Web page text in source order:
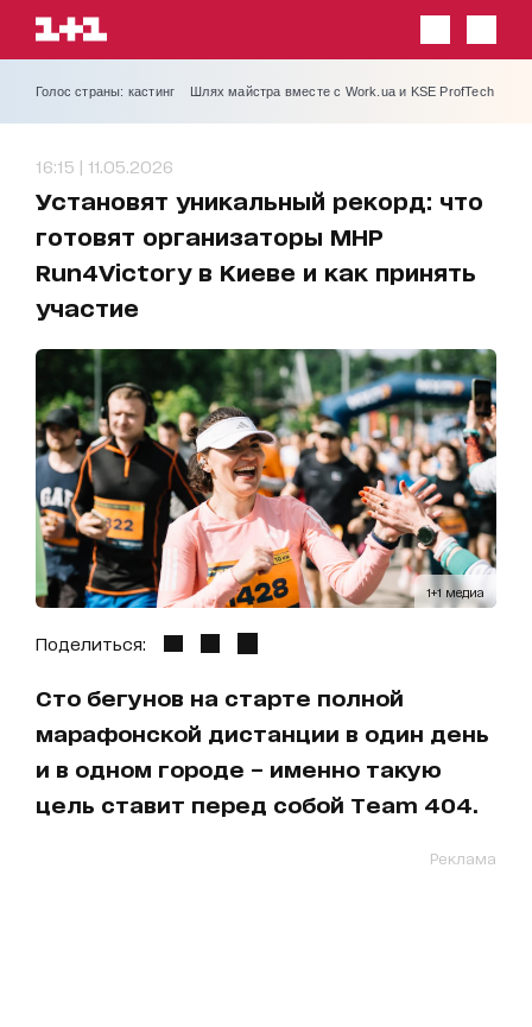
Голос страны: кастинг Шлях майстра вместе с Work.ua и KSE ProfTech
16:15 | 11.05.2026
Установят уникальный рекорд: что
готовят организаторы MHP
Run4Victory в Киеве и как принять
участие
1+1 медиа
Поделиться:
Сто бегунов на старте полной
марафонской дистанции в один день
и в одном городе – именно такую
цель ставит перед собой Team 404.
Реклама